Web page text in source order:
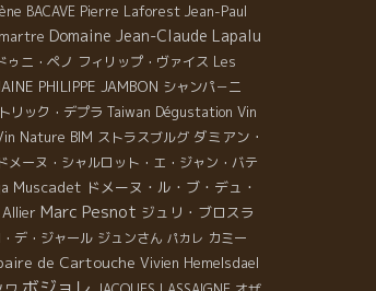
ダリュ試飲会の主催者の人でもある
ー。この二人、来週から待望の日本
スリズのファンは日本にも多い。
が夢だった。 日本の皆さんとワイ
って、交流できるのを本当に楽しみ
ほど日本滞在の予定。東京、大阪、
うです。この顔を見たら声をかけて
優しい本当にいい人間です。彼の造
。 4月10日（日）は東京で試飲会
と一緒に楽しんでください。
BACAVE Pierre Laforest Jean-Paul
Domaine Jean-Claude Lapalu
ゥニ・ペノ フィリップ・ヴァイス Les
PHILIPPE JAMBON シャンパ－ニ
リック・デプラ Taiwan Dégustation Vin
Nature BIM ストラスブルグ ダミアン・
ドメーヌ・シャルロット・エ・ジャン・バテ
Muscadet ドメーヌ・ル・ブ・デュ・
Marc Pesnot ジュリ・ブロスラ
デ・ジャール ジュンさん パカレ カミー
de Cartouche Vivien Hemelsdael